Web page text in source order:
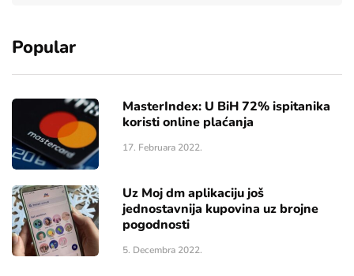
Popular
MasterIndex: U BiH 72% ispitanika
koristi online plaćanja
17. Februara 2022.
Uz Moj dm aplikaciju još
jednostavnija kupovina uz brojne
pogodnosti
5. Decembra 2022.